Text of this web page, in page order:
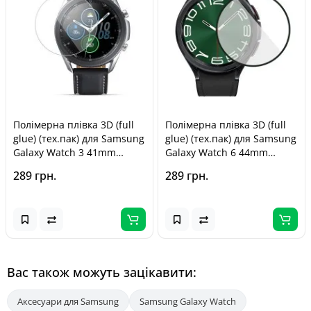
Полімерна плівка 3D (full
glue) (тех.пак) для Samsung
Galaxy Watch 3 41mm
289 грн.
Полімерна плівка 3D (full
glue) (тех.пак) для Samsung
Galaxy Watch 6 44mm
289 грн.
Вас також можуть зацікавити:
Аксесуари для Samsung Samsung Galaxy Watch